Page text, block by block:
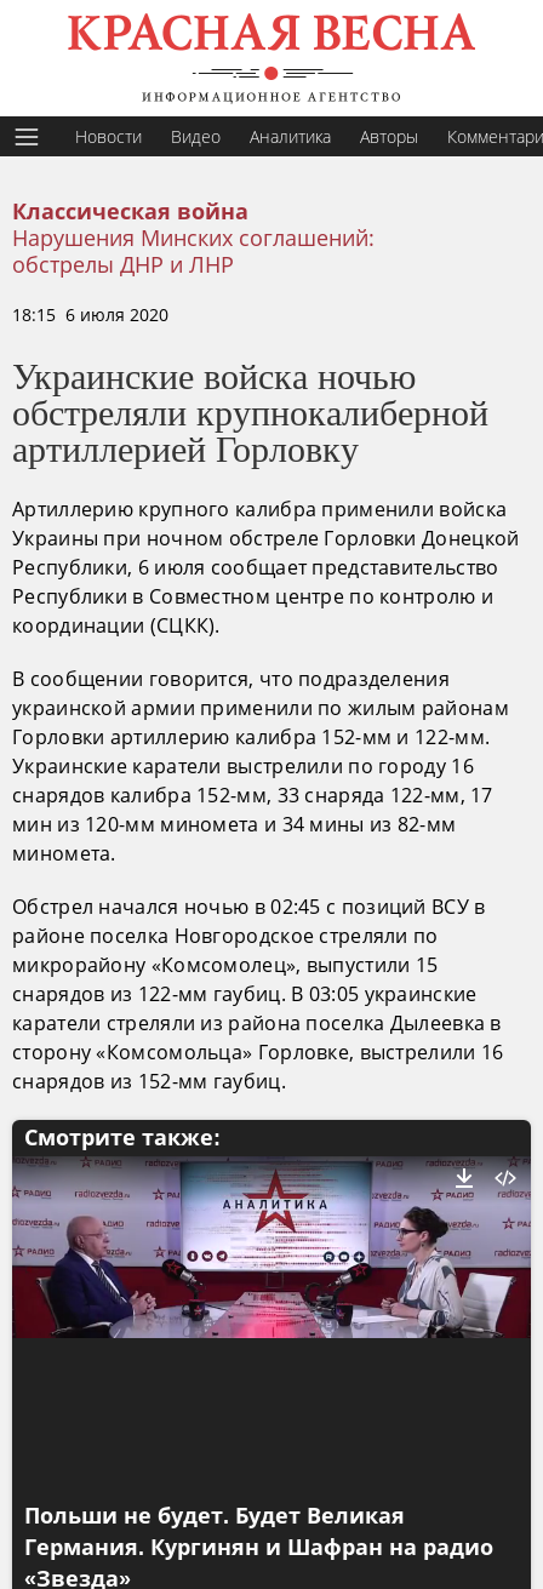
Новости Видео Аналитика Авторы
Классическая война
Нарушения Минских соглашений:
обстрелы ДНР и ЛНР
18:15 6 июля 2020
Украинские войска ночью
обстреляли крупнокалиберной
артиллерией Горловку
Артиллерию крупного калибра применили войска
Украины при ночном обстреле Горловки Донецкой
Республики, 6 июля сообщает представительство
Республики в Совместном центре по контролю и
координации (СЦКК).
В сообщении говорится, что подразделения
украинской армии применили по жилым районам
Горловки артиллерию калибра 152-мм и 122-мм.
Украинские каратели выстрелили по городу 16
снарядов калибра 152-мм, 33 снаряда 122-мм, 17
мин из 120-мм миномета и 34 мины из 82-мм
миномета.
Обстрел начался ночью в 02:45 с позиций ВСУ в
районе поселка Новгородское стреляли по
микрорайону «Комсомолец», выпустили 15
снарядов из 122-мм гаубиц. В 03:05 украинские
каратели стреляли из района поселка Дылеевка в
сторону «Комсомольца» Горловке, выстрелили 16
снарядов из 152-мм гаубиц.
Смотрите также:
Польши не будет. Будет Великая
Германия. Кургинян и Шафран на радио
«Звезда»